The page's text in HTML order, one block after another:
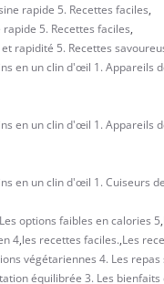
rapide 5. Recettes faciles,
5. Recettes faciles,
rapidité 5. Recettes
en un clin d'œil 1. Appareils
en un clin d'œil 1. Appareils
en un clin d'œil 1. Cuiseurs
Les options faibles en calories 5,
4,les recettes faciles.,Les
végétariennes 4. Les
équilibrée 3. Les